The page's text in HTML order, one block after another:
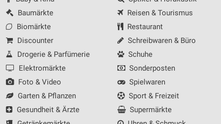
Baumärkte
Biomärkte
Discounter
Drogerie & Parfümerie
Elektromärkte
Foto & Video
Garten & Pflanzen
Gesundheit & Ärzte
Reisen & Tourismus
Restaurant
Schreibwaren & Büro
Schuhe
Sonderposten
Spielwaren
Sport & Freizeit
Supermärkte